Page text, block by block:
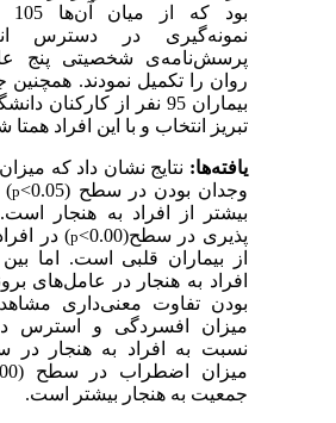
بود
نمونه‌گیری در دسترس
پرسش‌نامه‌یشخصیتی پنج
روان را تکمیل نمودند. همچنین
بیماران 95 نفر از کارکنان
تبریز انتخاب و با این افراد همتا
یافته‌ها:نتایج نشان داد که میزان
وجدان بودن در سطح ( 0.05>
p
)
بیشتر از افراد به هنجار است.
پذیری در سطح(0.00>
p) در افراد
از بیماران قلبی است. اما بین
افراد به هنجار در عامل‌های
بودن تفاوت معنی‌داری
میزان افسردگی و استرس در
نسبت به افراد به هنجار در
میزان اضطراب در سطح (0.00>
جمعیت به هنجار بیشتر است.